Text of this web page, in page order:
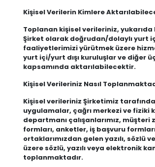
Kişisel Verilerin Kimlere
Toplanan kişisel verileriniz,
Şirket olarak doğrudan/dolaylı yurt
faaliyetlerimizi yürütmek üzere
yurt içi/yurt dışı kuruluşlar ve diğer
kapsamında aktarılabilecektir.
Kişisel Verileriniz Nasıl
Kişisel verileriniz Şirketimiz
uygulamalar, çağrı merkezi ve
departmanı çalışanlarımız,
formları, anketler, iş başvuru
ortaklarımızdan gelen yazılı,
üzere sözlü, yazılı veya elektronik
toplanmaktadır.